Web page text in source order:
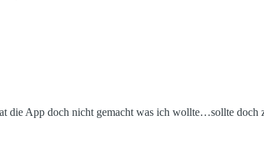
die App doch nicht gemacht was ich wollte…sollte doch